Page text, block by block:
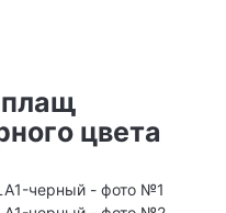
цвета